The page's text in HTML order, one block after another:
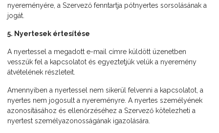
nyereményére, a Szervező fenntartja pótnyertes sorsolásának a
jogát.
5. Nyertesek értesítése
A nyertessel a megadott e-mail címre küldött üzenetben
vesszük fel a kapcsolatot és egyeztetjük velük a nyeremény
átvételének részleteit.
Amennyiben a nyertessel nem sikerül felvenni a kapcsolatot, a
nyertes nem jogosult a nyereményre. A nyertes személyének
azonosításához és ellenőrzéséhez a Szervező kötelezheti a
nyertest személyazonosságának igazolására.